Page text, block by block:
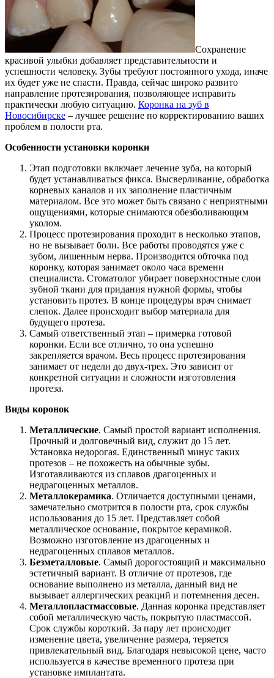
Сохранение
красивой улыбки добавляет представительности и
успешности человеку. Зубы требуют постоянного ухода, иначе
их будет уже не спасти. Правда, сейчас широко развито
направление протезирования, позволяющее исправить
практически любую ситуацию. Коронка на зуб в
Новосибирске – лучшее решение по корректированию ваших
проблем в полости рта.
Особенности установки коронки
Этап подготовки включает лечение зуба, на который
будет устанавливаться фикса. Высверливание, обработка
корневых каналов и их заполнение пластичным
материалом. Все это может быть связано с неприятными
ощущениями, которые снимаются обезболивающим
уколом.
Процесс протезирования проходит в несколько этапов,
но не вызывает боли. Все работы проводятся уже с
зубом, лишенным нерва. Производится обточка под
коронку, которая занимает около часа времени
специалиста. Стоматолог убирает поверхностные слои
зубной ткани для придания нужной формы, чтобы
установить протез. В конце процедуры врач снимает
слепок. Далее происходит выбор материала для
будущего протеза.
Самый ответственный этап – примерка готовой
коронки. Если все отлично, то она успешно
закрепляется врачом. Весь процесс протезирования
занимает от недели до двух-трех. Это зависит от
конкретной ситуации и сложности изготовления
протеза.
Виды коронок
Металлические. Самый простой вариант исполнения.
Прочный и долговечный вид, служит до 15 лет.
Установка недорогая. Единственный минус таких
протезов – не похожесть на обычные зубы.
Изготавливаются из сплавов драгоценных и
недрагоценных металлов.
Металлокерамика. Отличается доступными ценами,
замечательно смотрится в полости рта, срок службы
использования до 15 лет. Представляет собой
металлическое основание, покрытое керамикой.
Возможно изготовление из драгоценных и
недрагоценных сплавов металлов.
Безметалловые. Самый дорогостоящий и максимально
эстетичный вариант. В отличие от протезов, где
основание выполнено из металла, данный вид не
вызывает аллергических реакций и потемнения десен.
Металлопластмассовые. Данная коронка представляет
собой металлическую часть, покрытую пластмассой.
Срок службы короткий. За пару лет происходит
изменение цвета, увеличение размера, теряется
привлекательный вид. Благодаря невысокой цене, часто
используется в качестве временного протеза при
установке имплантата.